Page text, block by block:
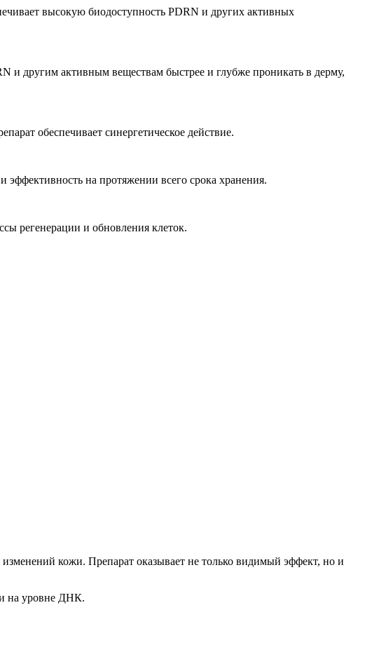
высокую биодоступность PDRN и других активных
и другим активным веществам быстрее и глубже проникать в дерму,
обеспечивает синергетическое действие.
на протяжении всего срока хранения.
регенерации и обновления клеток.
кожи. Препарат оказывает не только видимый эффект, но и
на уровне ДНК.